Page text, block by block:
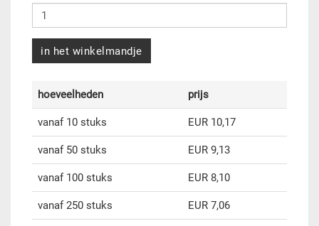
in het winkelmandje
hoeveelheden prijs
vanaf 10 stuks EUR 10,17
vanaf 50 stuks EUR 9,13
vanaf 100 stuks EUR 8,10
vanaf 250 stuks EUR 7,06